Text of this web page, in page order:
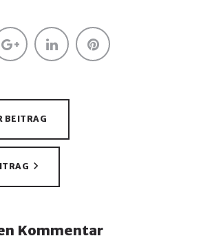
Google+LinkedInPinterest
BEITRAG
Kommentar